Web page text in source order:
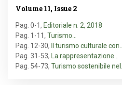
Volume 11, Issue 2
Pag. 0-1, Editoriale n. 2, 2018
Pag. 1-11, Turismo…
Pag. 12-30,
Il turismo culturale con…
Pag. 31-53,
La rappresentazione…
Pag. 54-73, Turismo sostenibile nel…